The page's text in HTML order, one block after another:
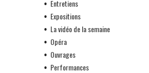
Entretiens
Expositions
La vidéo de la semaine
Opéra
Ouvrages
Performances